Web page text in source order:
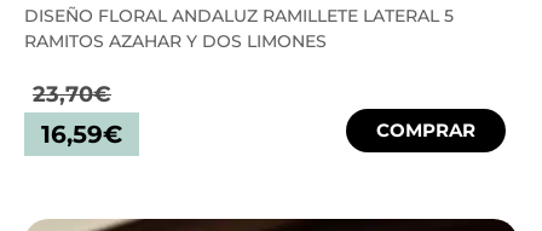
DISEÑO FLORAL ANDALUZ RAMILLETE LATERAL 5
RAMITOS AZAHAR Y DOS LIMONES
23,70€
16,59€ COMPRAR